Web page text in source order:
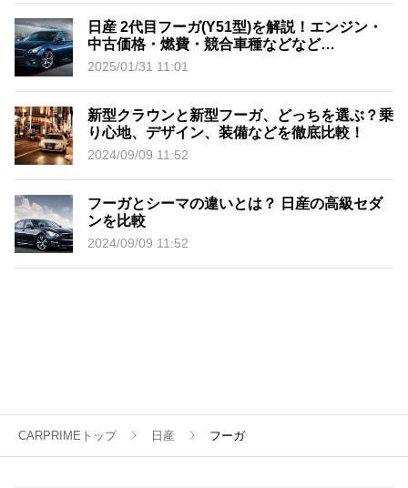
日産 2代目フーガ(Y51型)を解説！エンジン・
中古価格・燃費・競合車種などなど…
2025/01/31 11:01
新型クラウンと新型フーガ、どっちを選ぶ？乗
り心地、デザイン、装備などを徹底比較！
2024/09/09 11:52
フーガとシーマの違いとは？ 日産の高級セダ
ンを比較
2024/09/09 11:52
CARPRIMEトップ 日産 フーガ